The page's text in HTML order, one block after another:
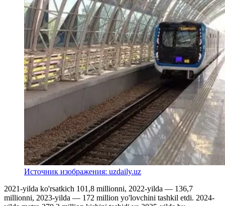
Источник изображения: uzdaily.uz
2021-yilda ko'rsatkich 101,8 millionni, 2022-yilda — 136,7
millionni, 2023-yilda — 172 million yo'lovchini tashkil etdi. 2024-